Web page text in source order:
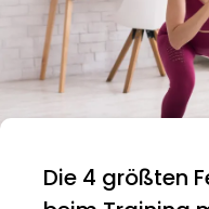
Die 4 größten